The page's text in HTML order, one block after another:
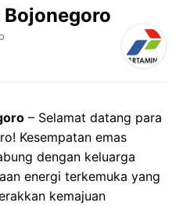
– Selamat datang para
Kesempatan emas
dengan keluarga
energi terkemuka yang
kemajuan